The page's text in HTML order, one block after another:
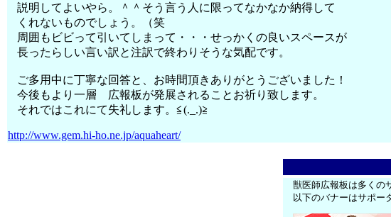
説明してよいやら。＾＾そう言う人に限ってなかなか納得して
くれないものでしょう。（笑
周囲もビビって引いてしまって・・・せっかくの良いスペースが
長ったらしい言い訳と注訳で終わりそうな気配です。
ご多用中に丁寧な回答と、お時間頂きありがとうございました！
今後もより一層 広報板が発展されることお祈り致します。
それではこれにて失礼します。≦(._.)≧
http://www.gem.hi-ho.ne.jp/aquaheart/
獣医師広報板は多くの
以下のバナーはサポー